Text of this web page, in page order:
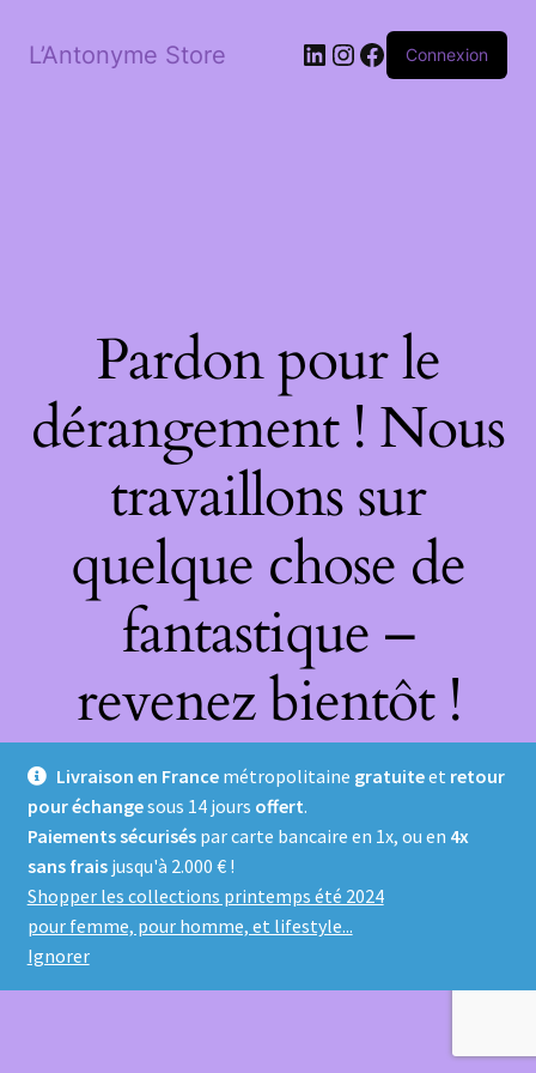
Livraison en France métropolitaine gratuiteet retour
pour échangesous 14 jours offert.
Paiements sécuriséspar carte bancaire en 1x, ou en 4x
sans fraisjusqu'à 2.000 € !
Shopper les collections printemps été 2024
pour femme, pour homme, et lifestyle...
Ignorer
L’Antonyme Store LinkedIn
Instagram
Facebook
Connexion
Pardon pour le
dérangement ! Nous
travaillons sur
quelque chose de
fantastique –
revenez bientôt !